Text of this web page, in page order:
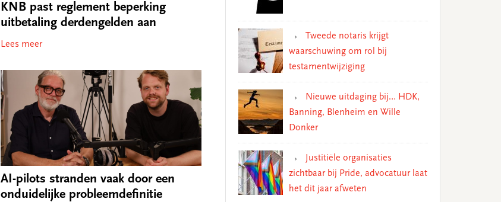
KNB past reglement beperking
uitbetaling derdengelden aan
Lees meer
AI-pilots stranden vaak door een
onduidelijke probleemdefinitie
Tweede notaris krijgt
waarschuwing om rol bij
testamentwijziging
Nieuwe uitdaging bij… HDK,
Banning, Blenheim en Wille
Donker
Justitiële organisaties
zichtbaar bij Pride, advocatuur laat
het dit jaar afweten